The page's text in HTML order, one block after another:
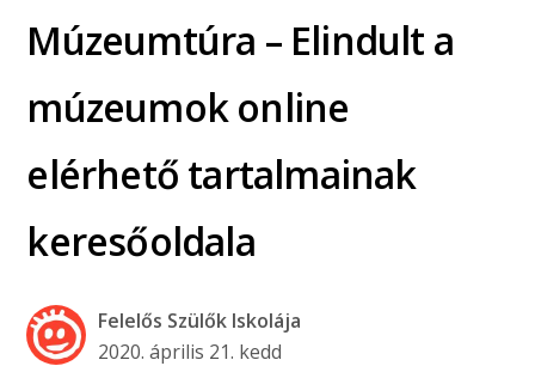
Múzeumtúra – Elindult a
múzeumok online
elérhető tartalmainak
keresőoldala
Felelős Szülők Iskolája
2020. április 21. kedd